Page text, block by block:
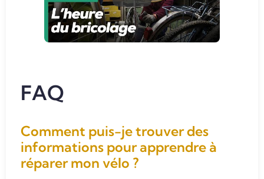
FAQ
Comment puis-je trouver des
informations pour apprendre à
réparer mon vélo ?